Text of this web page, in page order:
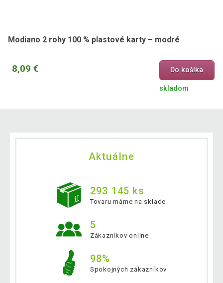
Modiano 2 rohy 100 % plastové karty – modré
8,09 € Do košíka
skladom
Aktuálne
293 145 ks
Tovaru máme na sklade
5
Zákazníkov online
98%
Spokojných zákazníkov